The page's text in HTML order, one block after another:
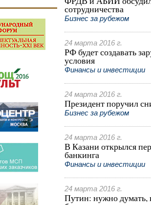
сотрудничества
Бизнес за рубежом
24 марта 2016 г.
РФ будет создавать
условия
Финансы и инвестиции
24 марта 2016 г.
Президент поручил
Бизнес за рубежом
24 марта 2016 г.
В Казани открылся
банкинга
Финансы и инвестиции
24 марта 2016 г.
Путин: нужно думать,